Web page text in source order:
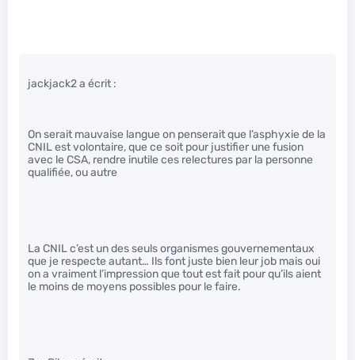
jackjack2 a écrit :
On serait mauvaise langue on penserait que l’asphyxie de la
CNIL est volontaire, que ce soit pour justifier une fusion
avec le CSA, rendre inutile ces relectures par la personne
qualifiée, ou autre
La CNIL c’est un des seuls organismes gouvernementaux
que je respecte autant… Ils font juste bien leur job mais oui
on a vraiment l’impression que tout est fait pour qu’ils aient
le moins de moyens possibles pour le faire.